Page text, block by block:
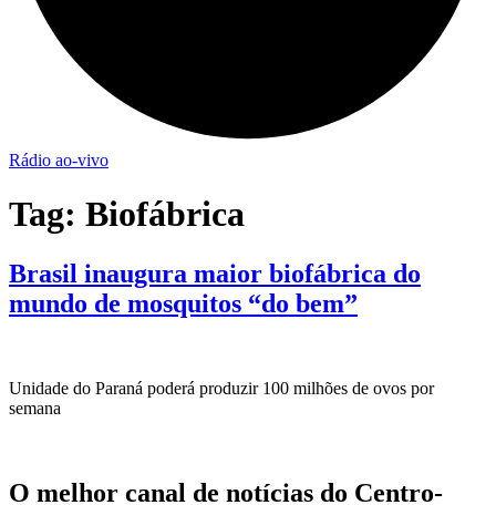
Rádio ao-vivo
Tag: Biofábrica
Brasil inaugura maior biofábrica do
mundo de mosquitos “do bem”
Unidade do Paraná poderá produzir 100 milhões de ovos por
semana
O melhor canal de notícias do Centro-